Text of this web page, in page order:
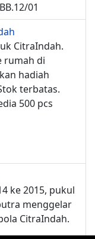
01
CitraIndah.
rumah di
hadiah
terbatas.
500 pcs
ke 2015, pukul
menggelar
CitraIndah.